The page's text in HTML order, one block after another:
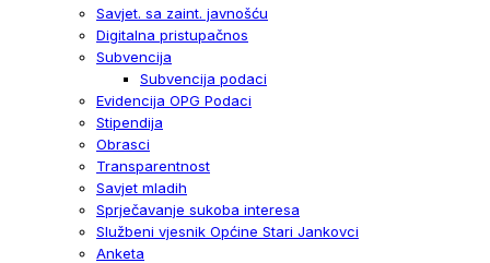
Savjet. sa zaint. javnošću
Digitalna pristupačnos
Subvencija
Subvencija podaci
Evidencija OPG Podaci
Stipendija
Obrasci
Transparentnost
Savjet mladih
Sprječavanje sukoba interesa
Službeni vjesnik Općine Stari Jankovci
Anketa